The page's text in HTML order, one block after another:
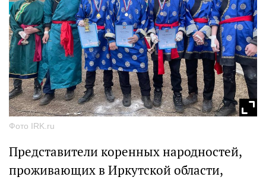
Фото IRK.ru
Представители коренных народностей,
проживающих в Иркутской области,